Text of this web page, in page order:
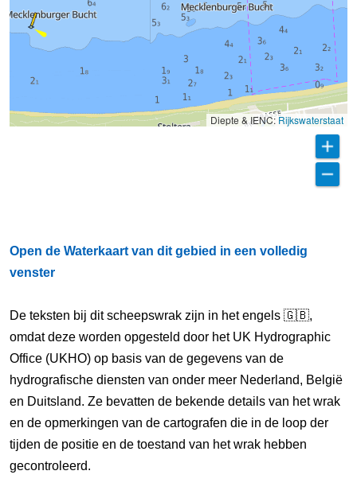
Diepte & IENC:Rijkswaterstaat
Open de Waterkaart van dit gebied in een volledig
venster
De teksten bij dit scheepswrak zijn in het engels 🇬🇧,
omdat deze worden opgesteld door het UK Hydrographic
Office (UKHO) op basis van de gegevens van de
hydrografische diensten van onder meer Nederland, België
en Duitsland. Ze bevatten de bekende details van het wrak
en de opmerkingen van de cartografen die in de loop der
tijden de positie en de toestand van het wrak hebben
gecontroleerd.